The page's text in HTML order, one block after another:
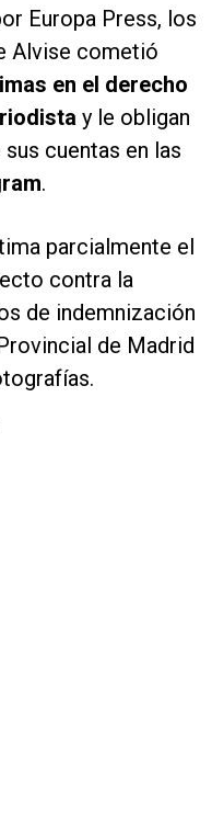
Europa Press, los
Alvise cometió
en el derecho
y le obligan
cuentas en las
.
parcialmente el
contra la
de indemnización
de Madrid